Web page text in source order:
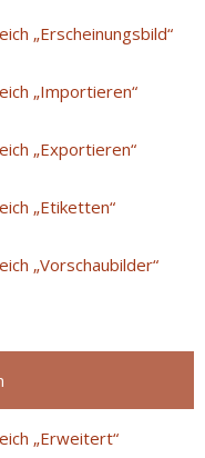
„Erscheinungsbild“
„Importieren“
„Exportieren“
„Etiketten“
„Vorschaubilder“
„Erweitert“